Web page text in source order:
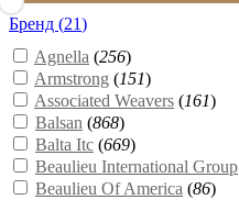
Бренд (21)
Agnella (256)
Armstrong (151)
Associated Weavers (161)
Balsan (868)
Balta Itc (669)
Beaulieu International Group
Beaulieu Of America (86)